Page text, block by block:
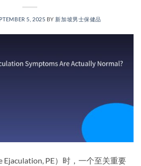
5, 2025 BY 新加坡男士保健品
Ejaculation, PE）时，一个至关重要